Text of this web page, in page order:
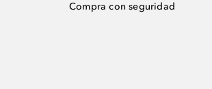
Compra con seguridad